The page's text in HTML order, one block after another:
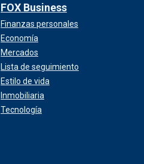
FOX Business
Finanzas personales
Economía
Mercados
Lista de seguimiento
Estilo de vida
Inmobiliaria
Tecnología